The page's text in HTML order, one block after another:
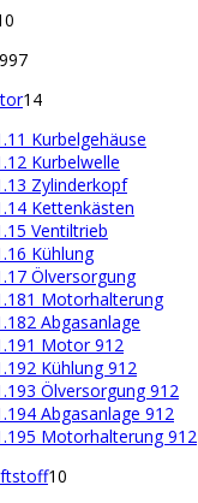
14
Kurbelgehäuse
Kurbelwelle
Zylinderkopf
Kettenkästen
Ventiltrieb
Kühlung
Ölversorgung
Motorhalterung
Abgasanlage
Motor 912
Kühlung 912
Ölversorgung 912
Abgasanlage 912
Motorhalterung 912
10